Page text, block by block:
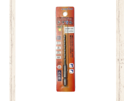
用途ビット クロスシンニン
グ加工 切れ味抜群 作業